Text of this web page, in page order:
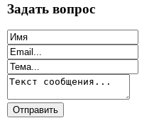
Задать вопрос